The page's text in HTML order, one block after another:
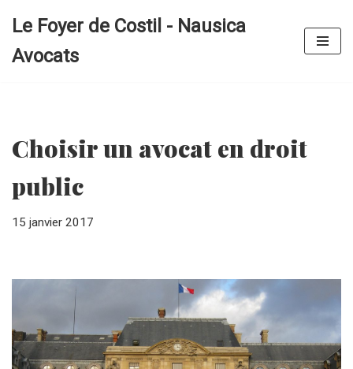
au
Le Foyer de Costil - Nausica
Avocats
Choisir un avocat en droit
public
15 janvier 2017